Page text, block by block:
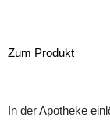
Zum Produkt
In der Apotheke